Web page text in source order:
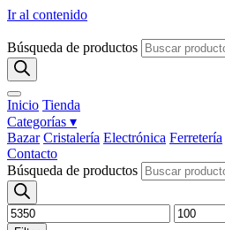
Ir al contenido
Búsqueda de productos
Inicio Tienda
Categorías ▾
Bazar Cristalería Electrónica Ferretería
Contacto
Búsqueda de productos